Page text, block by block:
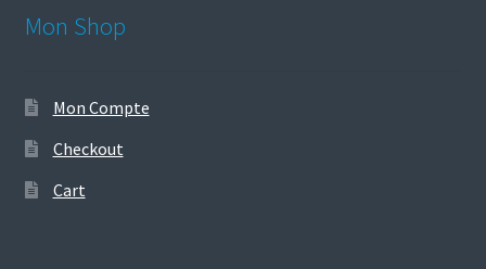
Mon Shop
Mon Compte
Checkout
Cart